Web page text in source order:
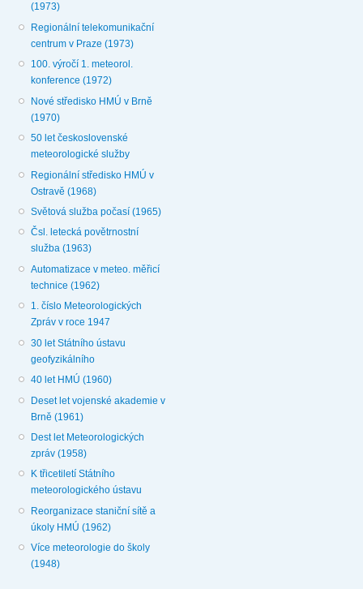
(1973)
Regionální telekomunikační
centrum v Praze (1973)
100. výročí 1. meteorol.
konference (1972)
Nové středisko HMÚ v Brně
(1970)
50 let československé
meteorologické služby
Regionální středisko HMÚ v
Ostravě (1968)
Světová služba počasí (1965)
Čsl. letecká povětrnostní
služba (1963)
Automatizace v meteo. měřicí
technice (1962)
1. číslo Meteorologických
Zpráv v roce 1947
30 let Státního ústavu
geofyzikálního
40 let HMÚ (1960)
Deset let vojenské akademie v
Brně (1961)
Dest let Meteorologických
zpráv (1958)
K třicetiletí Státního
meteorologického ústavu
Reorganizace staniční sítě a
úkoly HMÚ (1962)
Více meteorologie do školy
(1948)